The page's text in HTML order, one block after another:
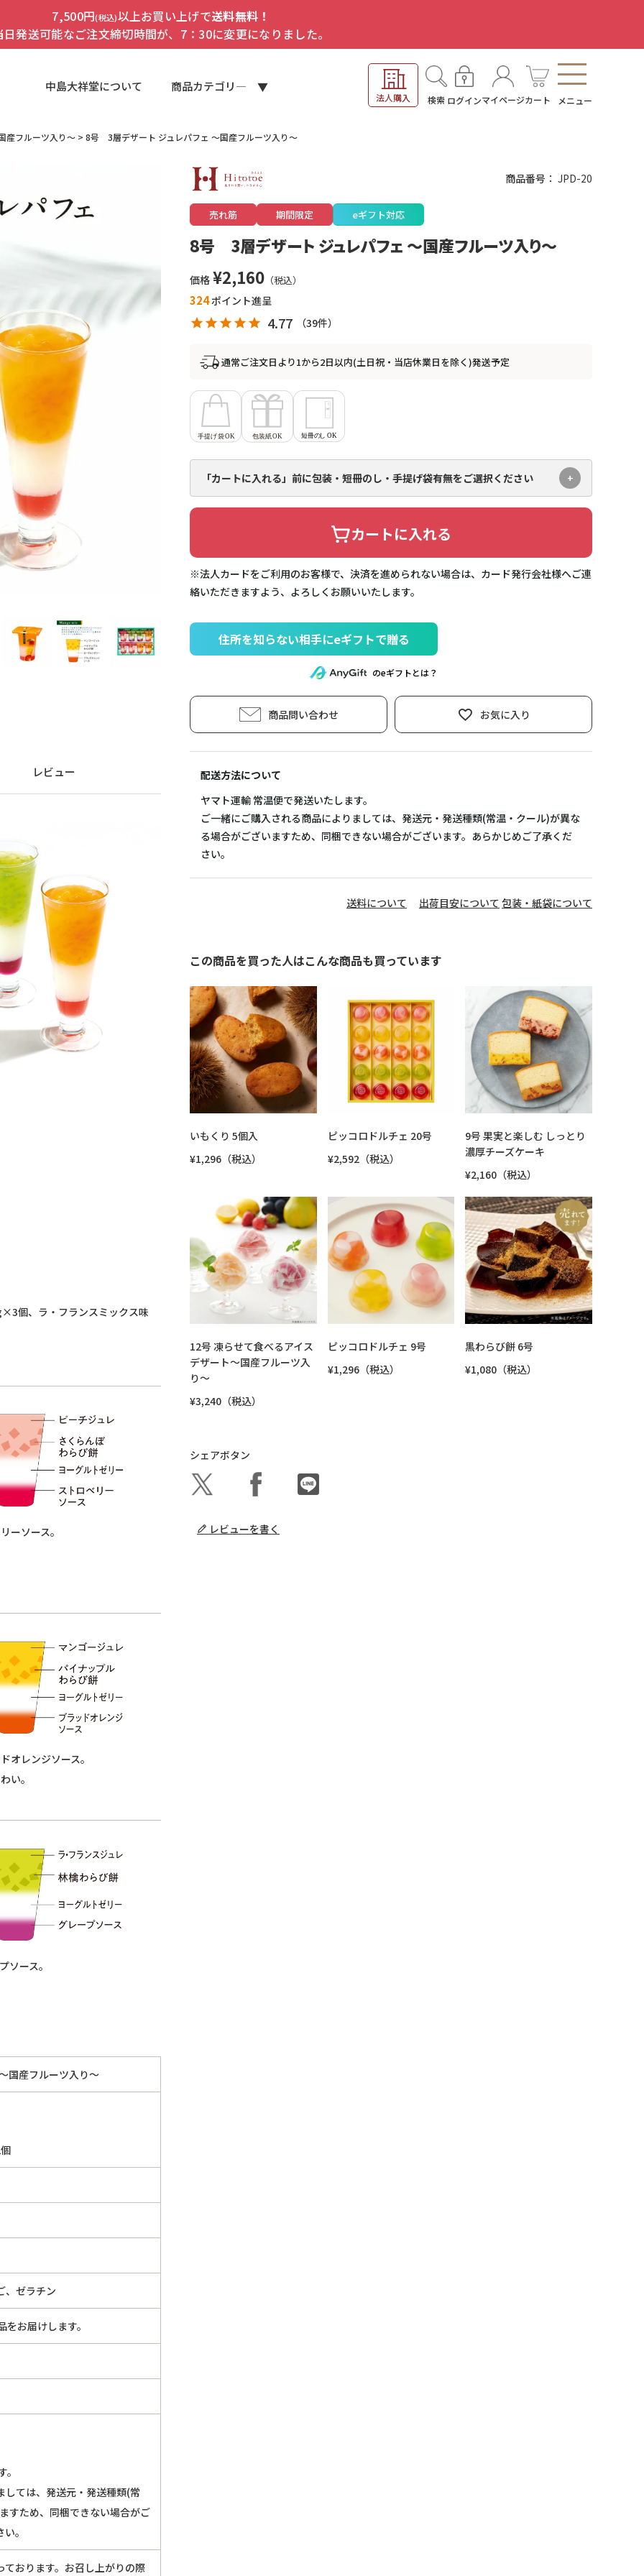
7,500円(税込)以上お買い上げで送料無料！
日発送可能なご注文締切時間が、7：30に変更になりました。
中島大祥堂について 商品カテゴリ―
法人購入 検索 ログインマイページカート メニュー
産フルーツ入り～ 8号 3層デザート ジュレパフェ ～国産フルーツ入り～
レビュー
個、ラ・フランスミックス味
ーソース。
オレンジソース。
い。
ソース。
産フルーツ入り～
、ゼラチン
お届けします。
ては、発送元・発送種類(常
すため、同梱できない場合がご
。
おります。お召し上がりの際
商品番号 JPD-20
売れ筋 期間限定 eギフト対応
8号 3層デザート ジュレパフェ ～国産フルーツ入り～
価格 ¥2,160
324ポイント進呈
4.77 39
通常ご注文日より1から2日以内(土日祝・当店休業日を除く)発送予定
「カートに入れる」前に包装・短冊のし・手提げ袋有無をご選択ください
カートに入れる
※法人カードをご利用のお客様で、決済を進められない場合は、カード発行会社様へご連
絡いただきますよう、よろしくお願いいたします。
住所を知らない相手にeギフトで贈る
のeギフトとは？
商品問い合わせ お気に入り
配送方法について
ヤマト運輸 常温便で発送いたします。
ご一緒にご購入される商品によりましては、発送元・発送種類(常温・クール)が異な
る場合がございますため、同梱できない場合がございます。あらかじめご了承くだ
さい。
送料について 出荷目安について 包装・紙袋について
この商品を買った人はこんな商品も買っています
いもくり 5個入
¥1,296（税込）
ピッコロドルチェ 20号
¥2,592（税込）
9号 果実と楽しむ しっとり
濃厚チーズケーキ
¥2,160（税込）
12号 凍らせて食べるアイス
デザート～国産フルーツ入
り～
¥3,240（税込）
ピッコロドルチェ 9号
¥1,296（税込）
黒わらび餅 6号
¥1,080（税込）
シェアボタン
レビューを書く